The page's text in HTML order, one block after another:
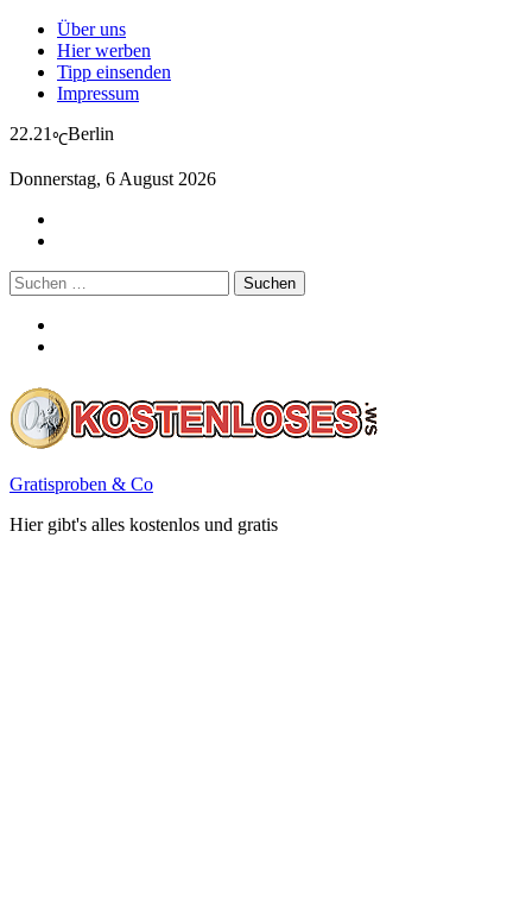
Über uns
Hier werben
Tipp einsenden
Impressum
22.21 ℃Berlin
Donnerstag, 6 August 2026
Suchen
nach:
Gratisproben & Co
Hier gibt's alles kostenlos und gratis